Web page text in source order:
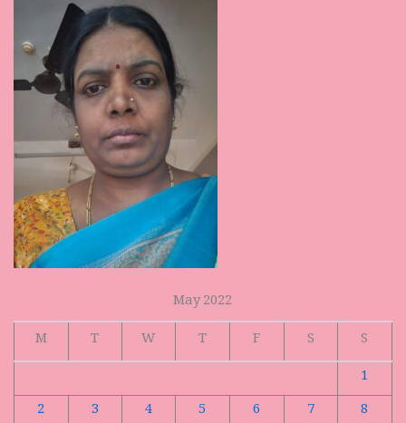
May 2022
M
T W T F S
S
1
2
3 4 5 6 7
8